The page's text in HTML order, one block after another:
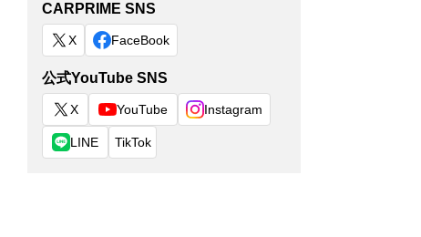
CARPRIME SNS
X FaceBook
公式YouTube SNS
X YouTube Instagram
LINE TikTok